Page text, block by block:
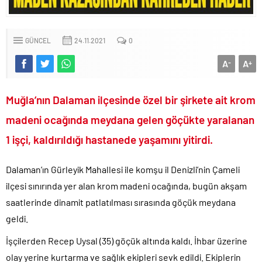
CHP’li Erdal Beşikçioğlu’nun uyuşturucu testi pozitif çıktı!.
vermeye başladı!.
ABD’de de 25 eyalet Trump yönetimine karşı dava açtı!.
Brent petrol çakıldı!.
görevden uzaklaştırıldı!.
İngilizler 12. adamları Özgür Özel’i hazırlama telâşına düştü!.
Uğur Mumcu dosyası 33 yıl sonra yeniden açılıyor..
açıklaması..
Denize döktüğümüz(!) Yunanların ekonomisini şaha kaldırdık!.
TÜİK sipariş enflasyon oranlarını açıkladı!.
TÜİK kira zam oranını yüzde 31 olarak açıkladı..
Etimesgut Belediye Başkanı Erdal Beşikçioğlu hakkında
tutuklama talebi..
GÜNCEL 24.11.2021 0
A+
A-
Muğla’nın Dalaman ilçesinde özel bir şirkete ait krom
madeni ocağında meydana gelen göçükte yaralanan
1 işçi, kaldırıldığı hastanede yaşamını yitirdi.
Dalaman’ın Gürleyik Mahallesi ile komşu il Denizli’nin Çameli
ilçesi sınırında yer alan krom madeni ocağında, bugün akşam
saatlerinde dinamit patlatılması sırasında göçük meydana
geldi.
İşçilerden Recep Uysal (35) göçük altında kaldı. İhbar üzerine
olay yerine kurtarma ve sağlık ekipleri sevk edildi. Ekiplerin